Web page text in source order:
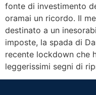
fonte di investimento
oramai un ricordo. Il
destinato a un
imposte, la spada di
recente lockdown che
leggerissimi segni di